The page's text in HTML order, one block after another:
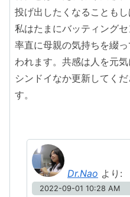
投げ出したくなることもし
私はたまにバッティングセ
率直に母親の気持ちを綴
われます。共感は人を元気
シンドイなか更新してく
す。
Dr.Nao より:
2022-09-01 10:28 AM